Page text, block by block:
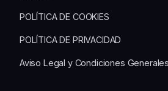
POLÍTICA DE COOKIES
POLÍTICA DE PRIVACIDAD
Aviso Legal y Condiciones